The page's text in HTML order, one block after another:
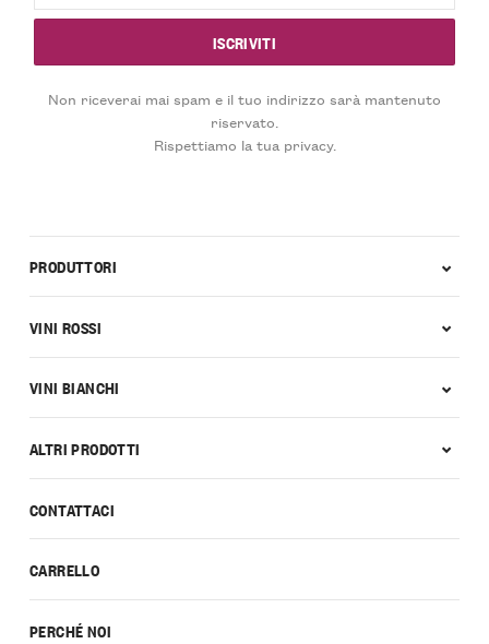
Non riceverai mai spam e il tuo indirizzo sarà mantenuto
riservato.
Rispettiamo la tua privacy.
CONTATTACI
CARRELLO
PERCHÉ NOI
PRODUTTORI
VINI ROSSI
VINI BIANCHI
ALTRI PRODOTTI